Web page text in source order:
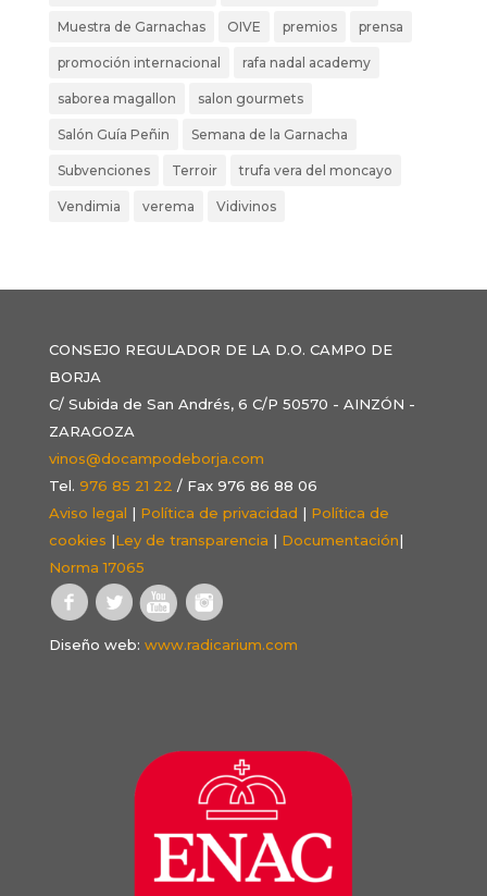
Muestra de Garnachas OIVE premios prensa
promoción internacional rafa nadal academy
saborea magallon salon gourmets
Salón Guía Peñin Semana de la Garnacha
Subvenciones Terroir trufa vera del moncayo
Vendimia verema Vidivinos
CONSEJO REGULADOR DE LA D.O. CAMPO DE
BORJA
C/ Subida de San Andrés, 6 C/P 50570 - AINZÓN -
ZARAGOZA
vinos@docampodeborja.com
Tel. 976 85 21 22 / Fax 976 86 88 06
Aviso legal | Política de privacidad | Política de
cookies |Ley de transparencia | Documentación|
Norma 17065
Diseño web: www.radicarium.com